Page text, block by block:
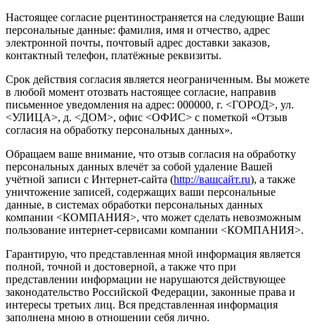
Настоящее согласие рцентиностраняется на следующие Ваши
персональные данные: фамилия, имя и отчество, адрес
электронной почты, почтовый адрес доставки заказов,
контактный телефон, платёжные реквизиты.
Срок действия согласия является неограниченным. Вы можете
в любой момент отозвать настоящее согласие, направив
письменное уведомления на адрес: 000000, г. <ГОРОД>, ул.
<УЛИЦА>, д. <ДОМ>, офис <ОФИС> с пометкой «Отзыв
согласия на обработку персональных данных».
Обращаем ваше внимание, что отзыв согласия на обработку
персональных данных влечёт за собой удаление Вашей
учётной записи с Интернет-сайта (http://вашсайт.ru), а также
уничтожение записей, содержащих ваши персональные
данные, в системах обработки персональных данных
компании <КОМПАНИЯ>, что может сделать невозможным
пользование интернет-сервисами компании <КОМПАНИЯ>.
Гарантирую, что представленная мной информация является
полной, точной и достоверной, а также что при
представлении информации не нарушаются действующее
законодательство Российской Федерации, законные права и
интересы третьих лиц. Вся представленная информация
заполнена мною в отношении себя лично.